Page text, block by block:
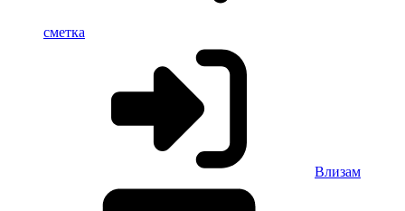
сметка
Влизам